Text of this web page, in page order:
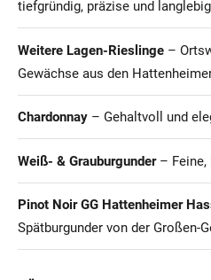
tiefgründig, präzise und
Weitere Lagen-Rieslinge –
Gewächse aus den
Chardonnay – Gehaltvoll und
Weiß- & Grauburgunder– Feine,
Pinot Noir GG Hattenheimer
Spätburgunder von der Großen-